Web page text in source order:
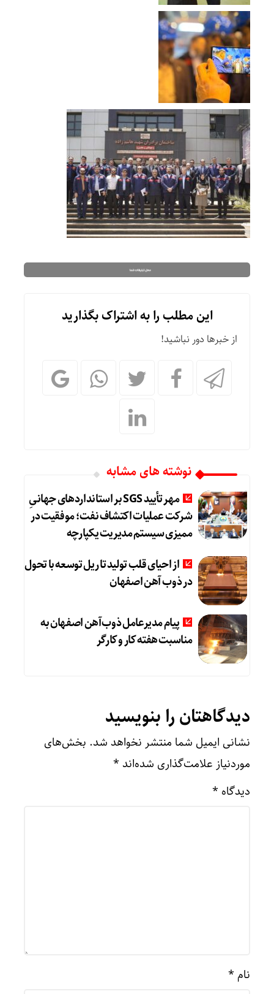
این مطلب را به اشتراک بگذارید
از خبرها دور نباشید!
نوشته های مشابه
مهر تأیید SGS بر استانداردهای جهانیِ
شرکت عملیات اکتشاف نفت؛ موفقیت در
ممیزی سیستم مدیریت یکپارچه
از احیای قلب تولید تا ریل توسعه با تحول
در ذوب آهن اصفهان
پیام مدیرعامل ذوب‌آهن اصفهان به
مناسبت هفته کار و کارگر
دیدگاهتان را بنویسید
نشانی ایمیل شما منتشر نخواهد شد. بخش‌های
موردنیاز علامت‌گذاری شده‌اند *
دیدگاه *
نام *